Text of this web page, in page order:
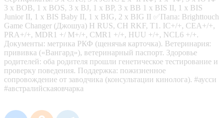
3 x BOB, 1 x BOS, 3 x BJ, 1 x BP, 3 x BB 1 x BIS II, 1 x BIS
Junior II, 1 x BIS Baby II, 1 x BIG, 2 x BIG II ✅Папа: Brighttouch
Game Changer (Джошуа) H RUS, CH RKF, T1. IC+/+, CEA+/+,
PRA+/+, MDR1 +/ M+/+, CMR1 +/+, HUU +/+, NCL6 +/+.
Документы: метрика РКФ (щенячья карточка). Ветеринария:
прививка («Вангард»), ветеринарный паспорт. Здоровье
родителей: оба родителя прошли генетическое тестирование и
проверку поведения. Поддержка: пожизненное
сопровождение от заводчика (консультации кинолога). #аусси
#австралийскаяовчарка